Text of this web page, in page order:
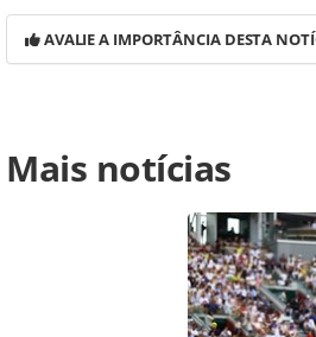
AVALIE A IMPORTÂNCIA DESTA
https://www.panrotas.com.br/
contrata-quatro-ex-tam-para-novo-
na página. Todo o conteúdo
legislação brasileira sobre direito
da PANROTAS Editora
Mais notícias